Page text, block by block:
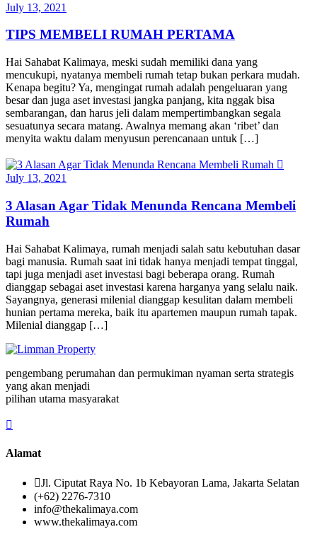
July 13, 2021
TIPS MEMBELI RUMAH PERTAMA
Hai Sahabat Kalimaya, meski sudah memiliki dana yang
mencukupi, nyatanya membeli rumah tetap bukan perkara mudah.
Kenapa begitu? Ya, mengingat rumah adalah pengeluaran yang
besar dan juga aset investasi jangka panjang, kita nggak bisa
sembarangan, dan harus jeli dalam mempertimbangkan segala
sesuatunya secara matang. Awalnya memang akan ‘ribet’ dan
menyita waktu dalam menyusun perencanaan untuk […]
July 13, 2021
3 Alasan Agar Tidak Menunda Rencana Membeli
Rumah
Hai Sahabat Kalimaya, rumah menjadi salah satu kebutuhan dasar
bagi manusia. Rumah saat ini tidak hanya menjadi tempat tinggal,
tapi juga menjadi aset investasi bagi beberapa orang. Rumah
dianggap sebagai aset investasi karena harganya yang selalu naik.
Sayangnya, generasi milenial dianggap kesulitan dalam membeli
hunian pertama mereka, baik itu apartemen maupun rumah tapak.
Milenial dianggap […]
pengembang perumahan dan permukiman nyaman serta strategis
yang akan menjadi
pilihan utama masyarakat
Alamat
Jl. Ciputat Raya No. 1b Kebayoran Lama, Jakarta Selatan
(+62) 2276-7310
info@thekalimaya.com
www.thekalimaya.com